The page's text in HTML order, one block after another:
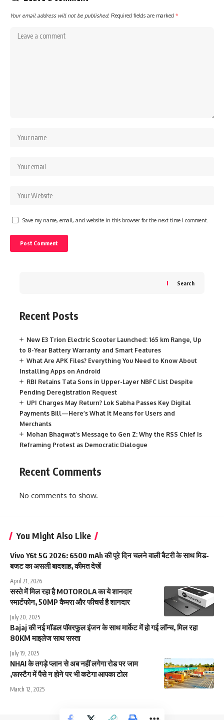
Your email address will not be published. Required fields are marked *
Save my name, email, and website in this browser for the next time I comment.
Search
Recent Posts
New E3 Trion Electric Scooter Launched: 165 km Range, Up
to 8-Year Battery Warranty and Smart Features
What Are APK Files? Everything You Need to Know About
Installing Apps on Android
RBI Retains Tata Sons in Upper-Layer NBFC List Despite
Pending Deregistration Request
UPI Charges May Return? Lok Sabha Passes Key Digital
Payments Bill—Here’s What It Means for Users and
Merchants
Mohan Bhagwat’s Message to Gen Z: Why the RSS Chief Is
Reframing Protest as Democratic Dialogue
Recent Comments
No comments to show.
You Might Also Like
Vivo Y6t 5G 2026: 6500 mAh की पूरे दिन चलने वाली बैटरी के साथ मिड-
बजट का असली बादशाह, कीमत देखें
April 21, 2026
सस्ते में मिल रहा है MOTOROLA का ये शानदार
स्मार्टफोन, 50MP कैमरा और फीचर्स है शानदार
July 20, 2025
Bajaj की नई मॉडल पॉवरफुल इंजन के साथ मार्केट में हो गई लॉन्च, मिल रहा
80KM माइलेज साथ सस्ता
July 19, 2025
NHAI के तगड़े प्लान से अब नहीं लगेगा रोड पर जाम
,फास्टैग में पैसे न होने पर भी कटेगा आपका टोल
March 12, 2025